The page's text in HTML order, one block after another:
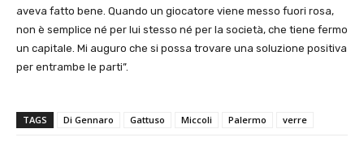
aveva fatto bene. Quando un giocatore viene messo fuori rosa,
non è semplice né per lui stesso né per la società, che tiene fermo
un capitale. Mi auguro che si possa trovare una soluzione positiva
per entrambe le parti”.
TAGS Di Gennaro Gattuso Miccoli Palermo verre